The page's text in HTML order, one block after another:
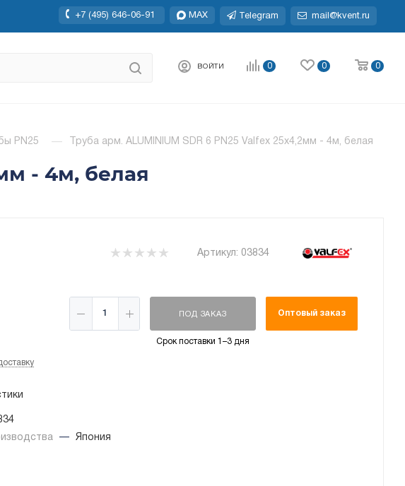
+7 (495) 646-06-91 MAX Telegram mail@kvent.ru
ВОЙТИ 0 0 0
PN25 — Труба арм. ALUMINIUM SDR 6 PN25 Valfex 25x4,2мм - 4м, белая
- 4м, белая
Артикул: 03834
ПОД ЗАКАЗ
Срок поставки 1–3 дня
Оптовый заказ
— Япония